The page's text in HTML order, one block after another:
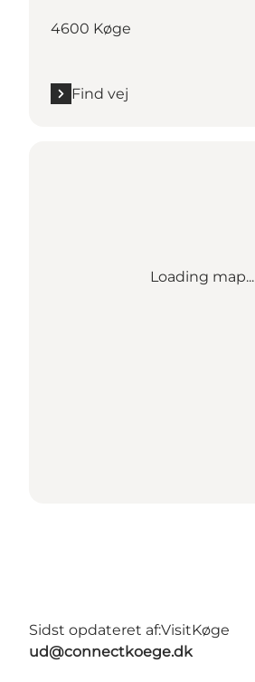
4600 Køge
Find vej
Loading map...
Sidst opdateret af:VisitKøge
ud@connectkoege.dk